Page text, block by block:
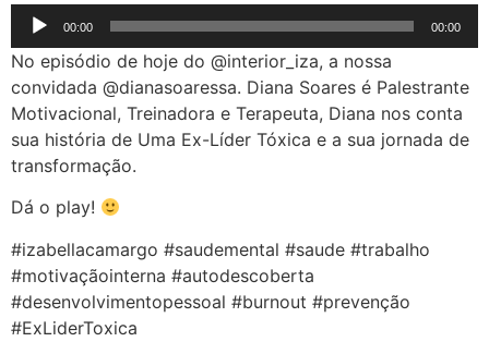
Tocador
de
áudio
00:00 00:00
No episódio de hoje do @interior_iza, a nossa
convidada @dianasoaressa. Diana Soares é Palestrante
Motivacional, Treinadora e Terapeuta, Diana nos conta
sua história de Uma Ex-Líder Tóxica e a sua jornada de
transformação.
Dá o play!
#izabellacamargo #saudemental #saude #trabalho
#motivaçãointerna #autodescoberta
#desenvolvimentopessoal #burnout #prevenção
#ExLiderToxica